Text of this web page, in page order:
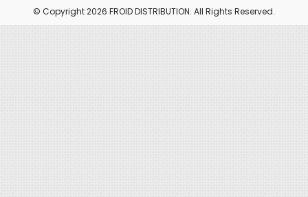
© Copyright 2026 FROID DISTRIBUTION. All Rights Reserved.